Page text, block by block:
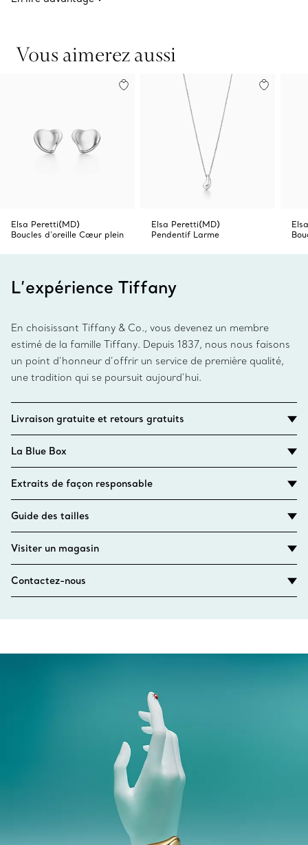
Vous aimerez aussi
Elsa Peretti(MD)
Boucles d'oreille Cœur plein
Elsa Peretti(MD)
Pendentif Larme
L’expérience Tiffany
En choisissant Tiffany & Co., vous devenez un membre
estimé de la famille Tiffany. Depuis 1837, nous nous faisons
un point d’honneur d’offrir un service de première qualité,
une tradition qui se poursuit aujourd’hui.
Livraison gratuite et retours gratuits
La Blue Box
Extraits de façon responsable
Guide des tailles
Visiter un magasin
Contactez-nous